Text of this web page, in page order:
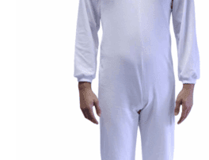
múltiples
variantes.
Las
opciones
se
pueden